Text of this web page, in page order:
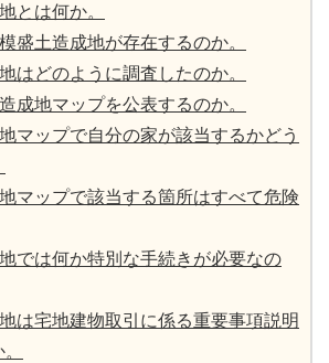
とは何か。
盛土造成地が存在するのか。
はどのように調査したのか。
成地マップを公表するのか。
マップで自分の家が該当するかどう
マップで該当する箇所はすべて危険
では何か特別な手続きが必要なの
は宅地建物取引に係る重要事項説明